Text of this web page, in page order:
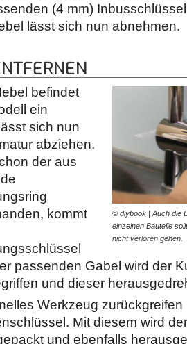
(4 mm)
lässt sich nun abnehmen.
© diybook | Auch die
einzelnen Bauteile
nicht verloren gehen.
befindet
ein
sich nun
abziehen.
der aus
kommt
passenden Gabel wird der
und dieser
Werkzeug
Mit diesem wird
und ebenfalls